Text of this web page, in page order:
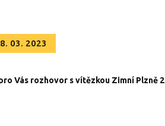
03. 2023
Vás rozhovor s vítězkou Zimní Plzně